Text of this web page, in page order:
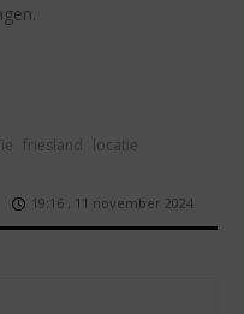
friesland locatie
19:16 , 11 november 2024